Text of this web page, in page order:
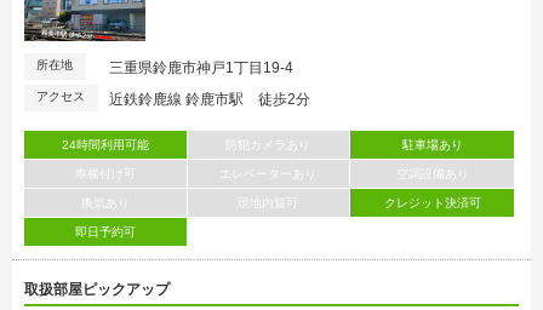
所在地 三重県鈴鹿市神戸1丁目19-4
アクセス 近鉄鈴鹿線 鈴鹿市駅 徒歩2分
24時間利用可能 防犯カメラあり 駐車場あり
車横付け可 エレベーターあり 空調設備あり
換気あり 現地内覧可 クレジット決済可
即日予約可
取扱部屋ピックアップ